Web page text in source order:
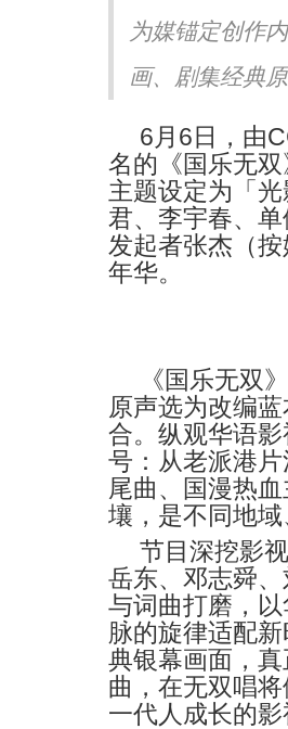
为媒锚定创作
画、剧集经典
6 月 6 日，由
名的《国乐无
主题设定为「光
君、李宇春、
发起者张杰（
年华。
《国乐无双
原声选为改编
合。纵观华语影
号：从老派港
尾曲、国漫热
壤，是不同地
节目深挖影
岳东、邓志舜
与词曲打磨，
脉的旋律适配
典银幕画面，
曲，在无双唱
一代人成长的影